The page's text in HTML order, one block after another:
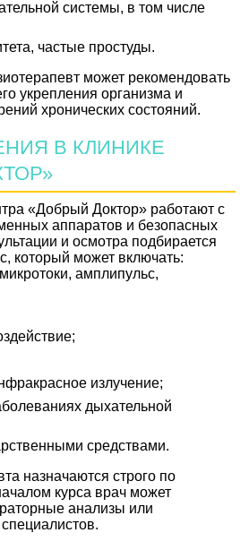
системы, в том числе
частые простуды.
может рекомендовать
укрепления организма и
хронических состояний.
В КЛИНИКЕ
«Добрый Доктор» работают с
аппаратов и безопасных
и осмотра подбирается
который может включать:
амплипульс,
излучение;
дыхательной
средствами.
назначаются строго по
курса врач может
анализы или